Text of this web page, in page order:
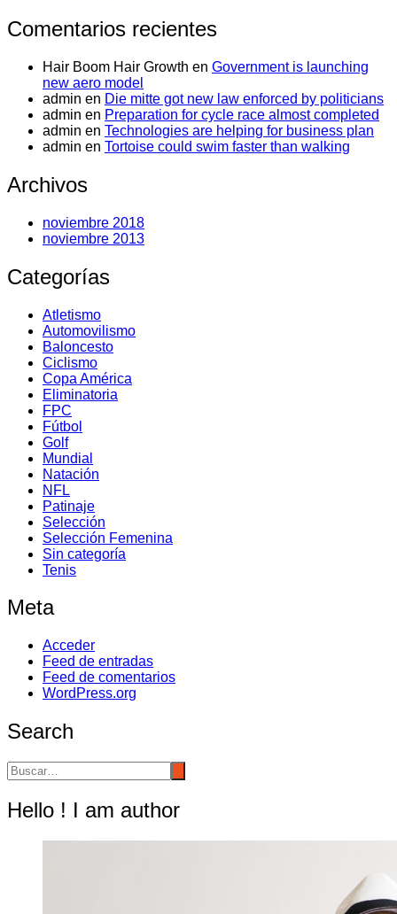
Comentarios recientes
Hair Boom Hair Growth en Government is launching
new aero model
admin en Die mitte got new law enforced by politicians
admin en Preparation for cycle race almost completed
admin en Technologies are helping for business plan
admin en Tortoise could swim faster than walking
Archivos
noviembre 2018
noviembre 2013
Categorías
Atletismo
Automovilismo
Baloncesto
Ciclismo
Copa América
Eliminatoria
FPC
Fútbol
Golf
Mundial
Natación
NFL
Patinaje
Selección
Selección Femenina
Sin categoría
Tenis
Meta
Acceder
Feed de entradas
Feed de comentarios
WordPress.org
Search
Hello ! I am author